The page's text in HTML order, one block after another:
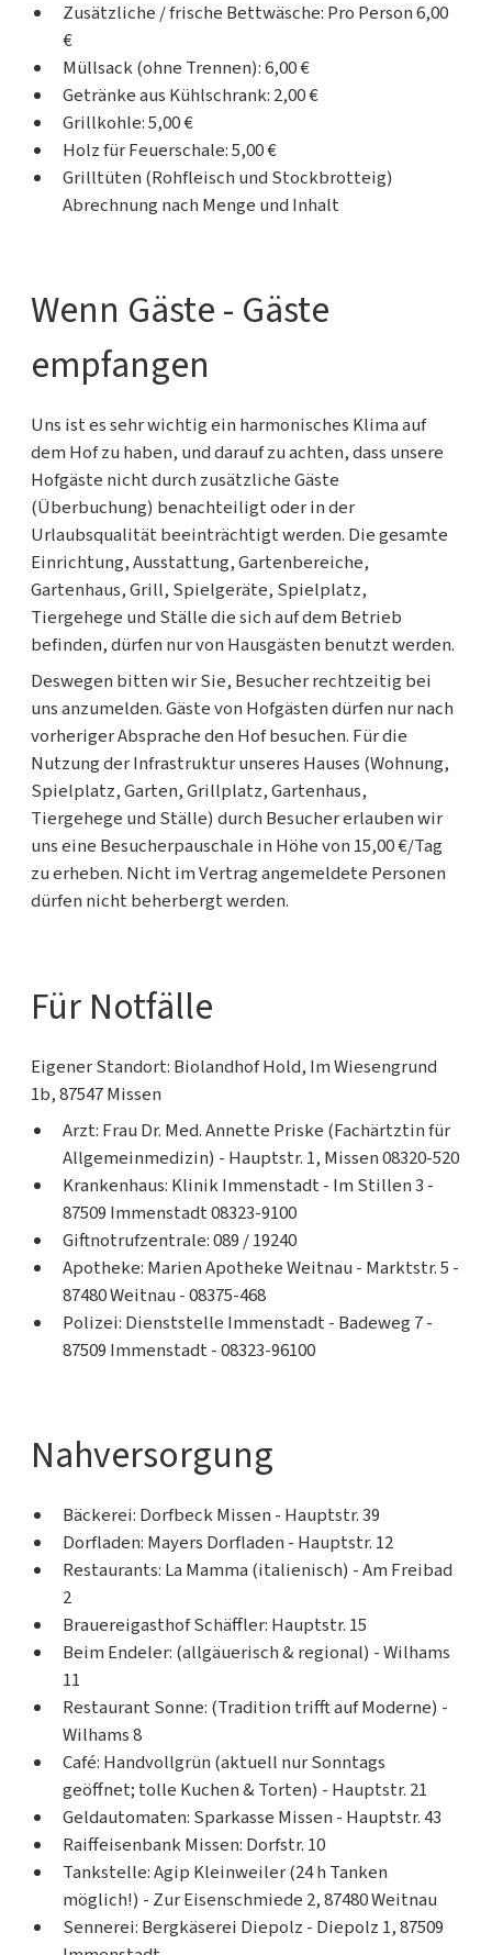
Zusätzliche / frische Bettwäsche: Pro Person 6,00
€
Müllsack (ohne Trennen): 6,00 €
Getränke aus Kühlschrank: 2,00 €
Grillkohle: 5,00 €
Holz für Feuerschale: 5,00 €
Grilltüten (Rohfleisch und Stockbrotteig)
Abrechnung nach Menge und Inhalt
Wenn Gäste - Gäste
empfangen
Uns ist es sehr wichtig ein harmonisches Klima auf
dem Hof zu haben, und darauf zu achten, dass unsere
Hofgäste nicht durch zusätzliche Gäste
(Überbuchung) benachteiligt oder in der
Urlaubsqualität beeinträchtigt werden. Die gesamte
Einrichtung, Ausstattung, Gartenbereiche,
Gartenhaus, Grill, Spielgeräte, Spielplatz,
Tiergehege und Ställe die sich auf dem Betrieb
befinden, dürfen nur von Hausgästen benutzt werden.
Deswegen bitten wir Sie, Besucher rechtzeitig bei
uns anzumelden. Gäste von Hofgästen dürfen nur nach
vorheriger Absprache den Hof besuchen. Für die
Nutzung der Infrastruktur unseres Hauses (Wohnung,
Spielplatz, Garten, Grillplatz, Gartenhaus,
Tiergehege und Ställe) durch Besucher erlauben wir
uns eine Besucherpauschale in Höhe von 15,00 €/Tag
zu erheben. Nicht im Vertrag angemeldete Personen
dürfen nicht beherbergt werden.
Für Notfälle
Eigener Standort: Biolandhof Hold, Im Wiesengrund
1b, 87547 Missen
Arzt: Frau Dr. Med. Annette Priske (Fachärtztin für
Allgemeinmedizin) - Hauptstr. 1, Missen 08320-520
Krankenhaus: Klinik Immenstadt - Im Stillen 3 -
87509 Immenstadt 08323-9100
Giftnotrufzentrale: 089 / 19240
Apotheke: Marien Apotheke Weitnau - Marktstr. 5 -
87480 Weitnau - 08375-468
Polizei: Dienststelle Immenstadt - Badeweg 7 -
87509 Immenstadt - 08323-96100
Nahversorgung
Bäckerei: Dorfbeck Missen - Hauptstr. 39
Dorfladen: Mayers Dorfladen - Hauptstr. 12
Restaurants: La Mamma (italienisch) - Am Freibad
2
Brauereigasthof Schäffler: Hauptstr. 15
Beim Endeler: (allgäuerisch & regional) - Wilhams
11
Restaurant Sonne: (Tradition trifft auf Moderne) -
Wilhams 8
Café: Handvollgrün (aktuell nur Sonntags
geöffnet; tolle Kuchen & Torten) - Hauptstr. 21
Geldautomaten: Sparkasse Missen - Hauptstr. 43
Raiffeisenbank Missen: Dorfstr. 10
Tankstelle: Agip Kleinweiler (24 h Tanken
möglich!) - Zur Eisenschmiede 2, 87480 Weitnau
Sennerei: Bergkäserei Diepolz - Diepolz 1, 87509